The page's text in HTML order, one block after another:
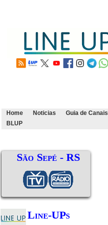
Home Noticias Guia de Canais
BLUP
São Sepé - RS
Line-UPs